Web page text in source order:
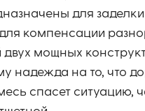
для
компенсации
мощных
надежда на то, что
спасет ситуацию,